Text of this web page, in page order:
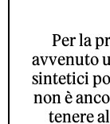
Per la
avvenuto
sintetici
non è
tenere